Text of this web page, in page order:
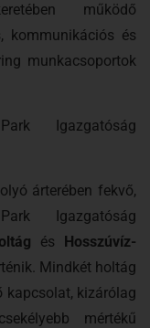
működő
kommunikációs és
munkacsoportok
Igazgatóság
árterében fekvő,
Igazgatóság
és Hosszúvíz-
Mindkét holtág
kapcsolat, kizárólag
mértékű